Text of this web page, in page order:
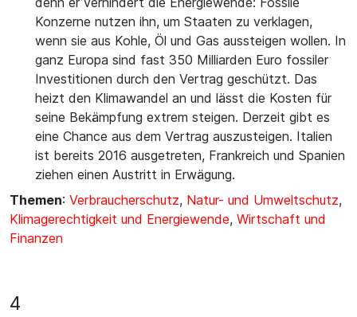
Konzerne nutzen ihn, um Staaten zu verklagen,
wenn sie aus Kohle, Öl und Gas aussteigen wollen. In
ganz Europa sind fast 350 Milliarden Euro fossiler
Investitionen durch den Vertrag geschützt. Das
heizt den Klimawandel an und lässt die Kosten für
seine Bekämpfung extrem steigen. Derzeit gibt es
eine Chance aus dem Vertrag auszusteigen. Italien
ist bereits 2016 ausgetreten, Frankreich und Spanien
ziehen einen Austritt in Erwägung.
Themen: Verbraucherschutz, Natur- und Umweltschutz,
Klimagerechtigkeit und Energiewende, Wirtschaft und
Finanzen
4